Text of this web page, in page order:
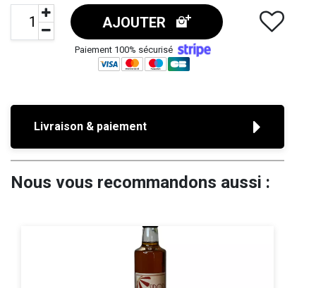
AJOUTER
Paiement 100% sécurisé
Livraison & paiement
Nous vous recommandons aussi :